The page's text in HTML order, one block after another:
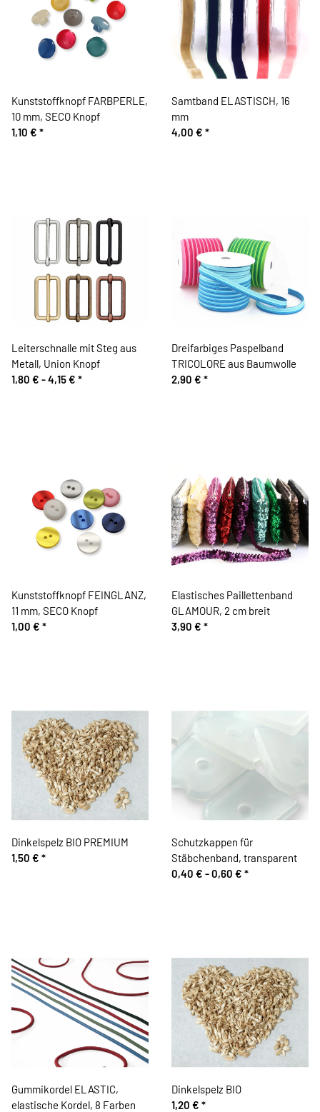
Kunststoffknopf FARBPERLE,
10 mm, SECO Knopf
1,10 € *
Samtband ELASTISCH, 16
mm
4,00 € *
Leiterschnalle mit Steg aus
Metall, Union Knopf
1,80 € -4,15 € *
Dreifarbiges Paspelband
TRICOLORE aus Baumwolle
2,90 € *
Kunststoffknopf FEINGLANZ,
11 mm, SECO Knopf
1,00 € *
Elastisches Paillettenband
GLAMOUR, 2 cm breit
3,90 € *
Dinkelspelz BIO PREMIUM
1,50 € *
Schutzkappen für
Stäbchenband, transparent
0,40 € -0,60 € *
Gummikordel ELASTIC,
elastische Kordel, 8 Farben
Dinkelspelz BIO
1,20 € *